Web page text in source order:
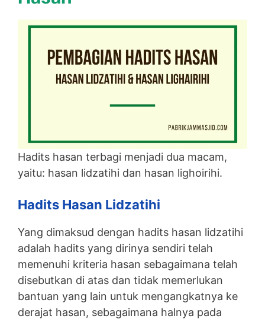
Hadits hasan terbagi menjadi dua macam,
yaitu: hasan lidzatihi dan hasan lighoirihi.
Hadits Hasan Lidzatihi
Yang dimaksud dengan hadits hasan lidzatihi
adalah hadits yang dirinya sendiri telah
memenuhi kriteria hasan sebagaimana telah
disebutkan di atas dan tidak memerlukan
bantuan yang lain untuk mengangkatnya ke
derajat hasan, sebagaimana halnya pada